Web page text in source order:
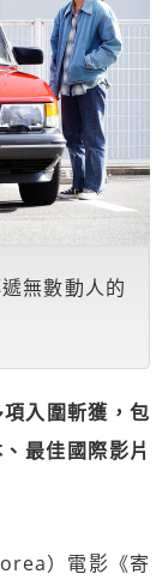
無數動人的
入圍斬獲，包
最佳國際影片
）電影《寄